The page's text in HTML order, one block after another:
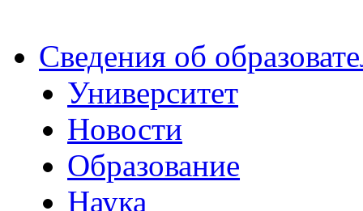
Сведения об
Университет
Новости
Образование
Наука